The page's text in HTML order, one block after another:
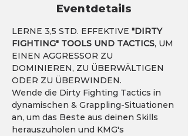
Eventdetails
LERNE 3,5 STD. EFFEKTIVE "DIRTY
FIGHTING" TOOLS UND TACTICS, UM
EINEN AGGRESSOR ZU
DOMINIEREN, ZU ÜBERWÄLTIGEN
ODER ZU ÜBERWINDEN.
Wende die Dirty Fighting Tactics in
dynamischen & Grappling-Situationen
an, um das Beste aus deinen Skills
herauszuholen und KMG's